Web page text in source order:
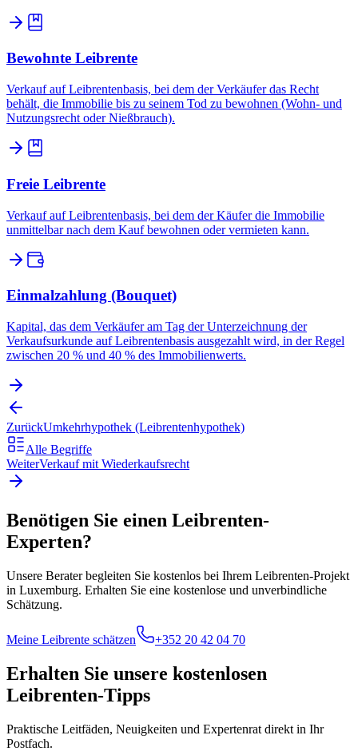
Bewohnte Leibrente
Verkauf auf Leibrentenbasis, bei dem der Verkäufer das Recht
behält, die Immobilie bis zu seinem Tod zu bewohnen (Wohn- und
Nutzungsrecht oder Nießbrauch).
Freie Leibrente
Verkauf auf Leibrentenbasis, bei dem der Käufer die Immobilie
unmittelbar nach dem Kauf bewohnen oder vermieten kann.
Einmalzahlung (Bouquet)
Kapital, das dem Verkäufer am Tag der Unterzeichnung der
Verkaufsurkunde auf Leibrentenbasis ausgezahlt wird, in der Regel
zwischen 20 % und 40 % des Immobilienwerts.
ZurückUmkehrhypothek (Leibrentenhypothek)
Alle Begriffe
WeiterVerkauf mit Wiederkaufsrecht
Benötigen Sie einen Leibrenten-
Experten?
Unsere Berater begleiten Sie kostenlos bei Ihrem Leibrenten-Projekt
in Luxemburg. Erhalten Sie eine kostenlose und unverbindliche
Schätzung.
Meine Leibrente schätzen +352 20 42 04 70
Erhalten Sie unsere kostenlosen
Leibrenten-Tipps
Praktische Leitfäden, Neuigkeiten und Expertenrat direkt in Ihr
Postfach.